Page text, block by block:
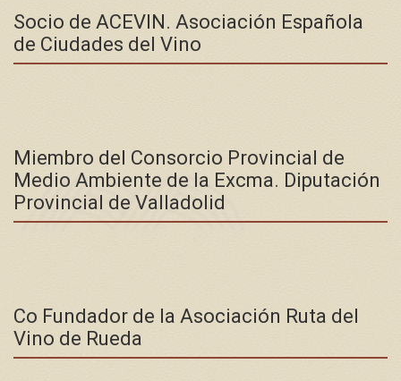
Socio de ACEVIN. Asociación Española
de Ciudades del Vino
Miembro del Consorcio Provincial de
Medio Ambiente de la Excma. Diputación
Provincial de Valladolid
Co Fundador de la Asociación Ruta del
Vino de Rueda